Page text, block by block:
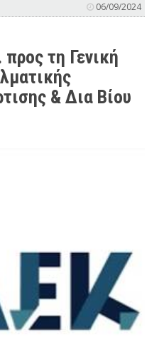
06/09/2024
τη Γενική
& Δια Βίου